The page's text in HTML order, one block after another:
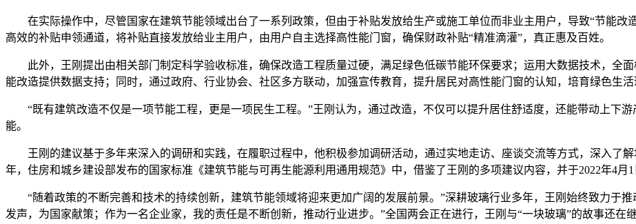
在实际操作中，尽管国家在建筑节能领域出台了一系列政策，但由于补贴发放给生产或施工单位而非业主用户，导致“节能改
高效的补贴申领通道，将补贴直接发放给业主用户，由用户自主选择高性能门窗，确保财政补贴“精准滴灌”，真正惠及百姓。
此外，王刚提出由相关部门制定科学验收标准，确保改造工程质量过硬，满足绿色低碳节能环保要求；运用大数据技术，全
能改造提供数据支持；同时，通过政府、行业协会、社区多方联动，加强宣传教育，提升居民对高性能门窗的认知，培育绿色生活
“既有建筑改造不仅是一项节能工程，更是一项民生工程。”王刚认为，通过改造，不仅可以提升居住舒适度，还能带动上下
能。
王刚的建议基于多年来深入的调研和实践，在履职过程中，他积极参加调研活动，通过实地走访、座谈交流等方式，深入了解
年，住房和城乡建设部发布的国家标准《建筑节能与可再生能源利用通用规范》中，借鉴了王刚的多项建议内容，并于2022年4月
“随着政策的不断完善和技术的持续创新，建筑节能领域将迎来更加广阔的发展前景。”深耕玻璃行业多年，王刚始终致力于推
发声，为国家献策；作为一名企业家，我的责任是不断创新，推动行业进步。”全国两会正在进行，王刚与“一块玻璃”的故事还在继